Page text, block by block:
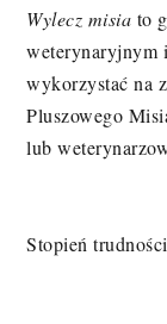
Wylecz misia to
weterynaryjnym
wykorzystać na
Pluszowego
lub
Stopień